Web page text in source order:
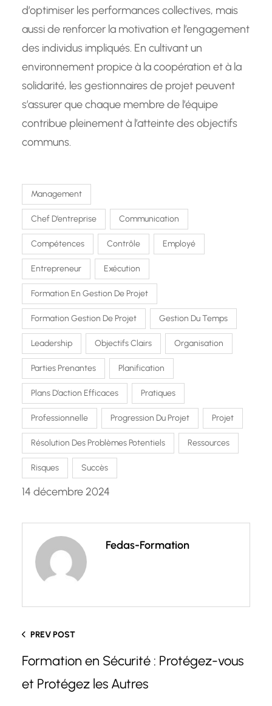
d’optimiser les performances collectives, mais
aussi de renforcer la motivation et l’engagement
des individus impliqués. En cultivant un
environnement propice à la coopération et à la
solidarité, les gestionnaires de projet peuvent
s’assurer que chaque membre de l’équipe
contribue pleinement à l’atteinte des objectifs
communs.
Management
Chef D’entreprise Communication
Compétences Contrôle Employé
Entrepreneur Exécution
Formation En Gestion De Projet
Formation Gestion De Projet Gestion Du Temps
Leadership Objectifs Clairs Organisation
Parties Prenantes Planification
Plans D’action Efficaces Pratiques
Professionnelle Progression Du Projet Projet
Résolution Des Problèmes Potentiels Ressources
Risques Succès
14 décembre 2024
Fedas-Formation
PREV POST
Formation en Sécurité : Protégez-vous
et Protégez les Autres